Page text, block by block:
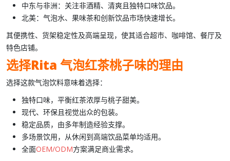
中东与非洲：关注非酒精、清爽且独特口味饮品。
北美：气泡水、果味茶和创新饮品市场快速增长。
其便携性、货架稳定性及高端呈现，使其适合超市、咖啡馆、餐厅及
特色店铺。
选择Rita 气泡红茶桃子味的理由
选择这款气泡饮料意味着选择：
独特口味，平衡红茶浓厚与桃子甜美。
现代、环保且视觉出众的包装。
稳定品质，由多年制造经验支撑。
多场景饮用，从休闲到高端饮品菜单均适用。
全面OEM/ODM方案满足商业需求。